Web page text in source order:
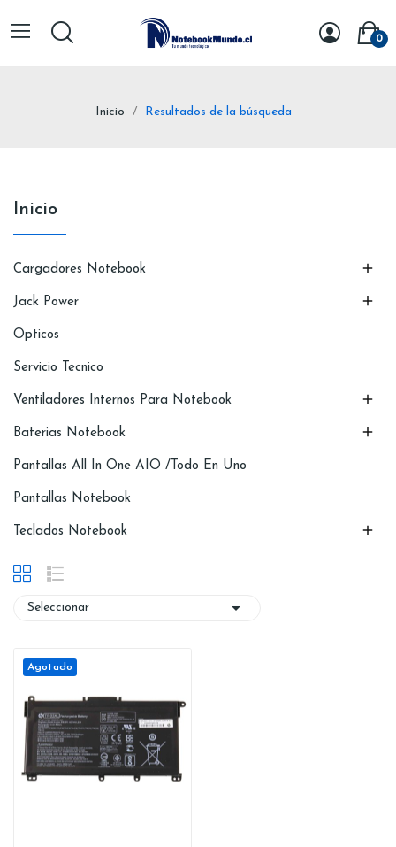
0
Inicio Resultados de la búsqueda
Inicio
Cargadores Notebook 
Jack Power 
Opticos
Servicio Tecnico
Ventiladores Internos Para Notebook 
Baterias Notebook 
Pantallas All In One AIO /Todo En Uno
Pantallas Notebook
Teclados Notebook 
Seleccionar 
Agotado